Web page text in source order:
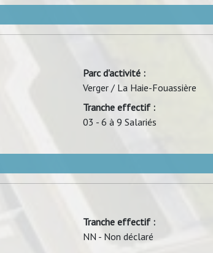
Parc d'activité :
Verger / La Haie-Fouassière
Tranche effectif :
03 - 6 à 9 Salariés
Tranche effectif :
NN - Non déclaré